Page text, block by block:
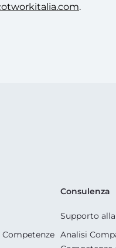
.
Consulenza
Supporto
Analisi